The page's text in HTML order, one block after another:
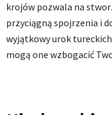
krojów pozwala na
przyciągną spojrzenia i
wyjątkowy urok
mogą one wzbogacić